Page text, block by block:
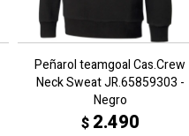
Peñarol teamgoal Cas.Crew
Neck Sweat JR.65859303 -
Negro
$ 2.490